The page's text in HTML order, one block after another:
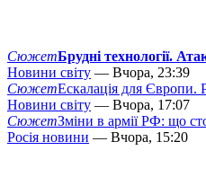
СюжетБрудні технології.
Новини світу — Вчора, 23:39
СюжетЕскалація для Європи.
Новини світу — Вчора, 17:07
СюжетЗміни в армії РФ: що
Росія новини — Вчора, 15:20